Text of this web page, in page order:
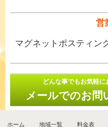
営
マグネットポスティン
どんな事でもお気軽に
メールでのお問
ホーム 地域一覧 料金表